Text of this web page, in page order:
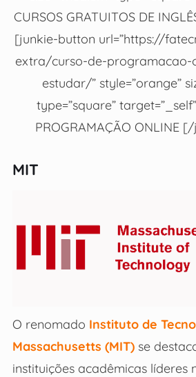
CURSOS GRATUITOS DE
[junkie-button url=”https://
extra/curso-de-programacao-
estudar/” style=”orange”
type=”square”
PROGRAMAÇÃO ONLINE
MIT
O renomado Instituto de
Massachusetts (MIT)se
instituições acadêmicas líderes